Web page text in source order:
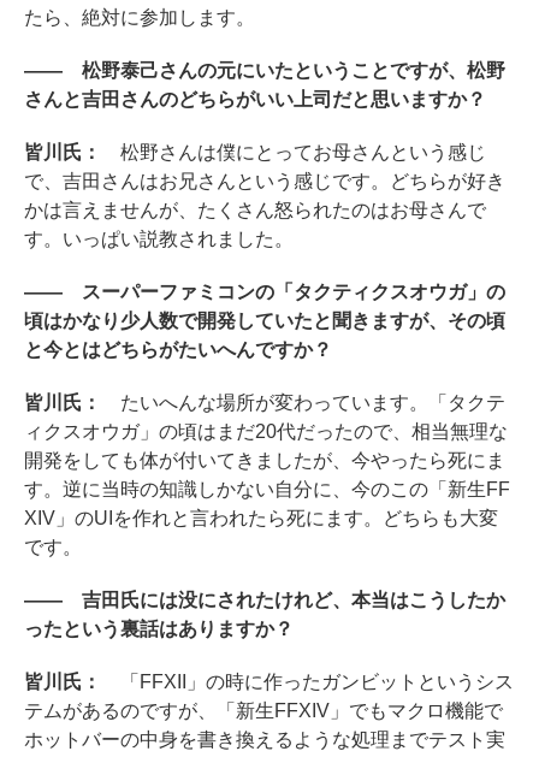
たら、絶対に参加します。
―― 松野泰己さんの元にいたということですが、松野
さんと吉田さんのどちらがいい上司だと思いますか？
皆川氏： 松野さんは僕にとってお母さんという感じ
で、吉田さんはお兄さんという感じです。どちらが好き
かは言えませんが、たくさん怒られたのはお母さんで
す。いっぱい説教されました。
―― スーパーファミコンの「タクティクスオウガ」の
頃はかなり少人数で開発していたと聞きますが、その頃
と今とはどちらがたいへんですか？
皆川氏： たいへんな場所が変わっています。「タクテ
ィクスオウガ」の頃はまだ20代だったので、相当無理な
開発をしても体が付いてきましたが、今やったら死にま
す。逆に当時の知識しかない自分に、今のこの「新生FF
XIV」のUIを作れと言われたら死にます。どちらも大変
です。
―― 吉田氏には没にされたけれど、本当はこうしたか
ったという裏話はありますか？
皆川氏：
「FFXII」の時に作ったガンビットというシス
テムがあるのですが、「新生FFXIV」でもマクロ機能で
ホットバーの中身を書き換えるような処理までテスト実